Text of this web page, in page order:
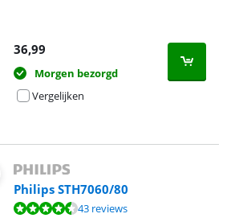
36,99
Morgen bezorgd
Vergelijken
Philips STH7060/80
10, gebaseerd op 43 reviews.
43 reviews